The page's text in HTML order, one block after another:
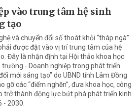
vào trung tâm hệ sinh
tạo
và chuyển đổi số thoát khỏi “tháp ngà”
được đặt vào vị trí trung tâm của hệ
Đây là nhận định tại Hội thảo khoa học
trường - Doanh nghiệp trong phát triển
mới sáng tạo” do UBND tỉnh Lâm Đồng
gỡ các “điểm nghẽn”, đưa khoa học, công
trở thành động lực bứt phá phát triển kinh
- 2030.